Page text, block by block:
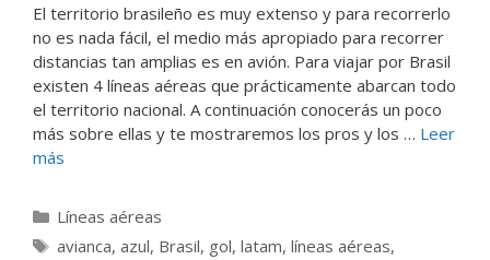
El territorio brasileño es muy extenso y para recorrerlo
no es nada fácil, el medio más apropiado para recorrer
distancias tan amplias es en avión. Para viajar por Brasil
existen 4 líneas aéreas que prácticamente abarcan todo
el territorio nacional. A continuación conocerás un poco
más sobre ellas y te mostraremos los pros y los … Leer
más
Categorías
Líneas aéreas
Etiquetas
avianca, azul, Brasil, gol, latam, líneas aéreas,